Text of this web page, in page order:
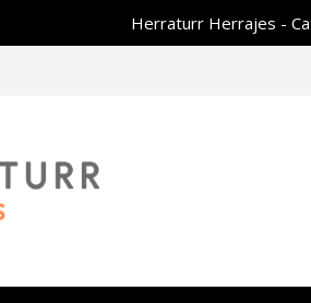
Herraturr Herrajes -